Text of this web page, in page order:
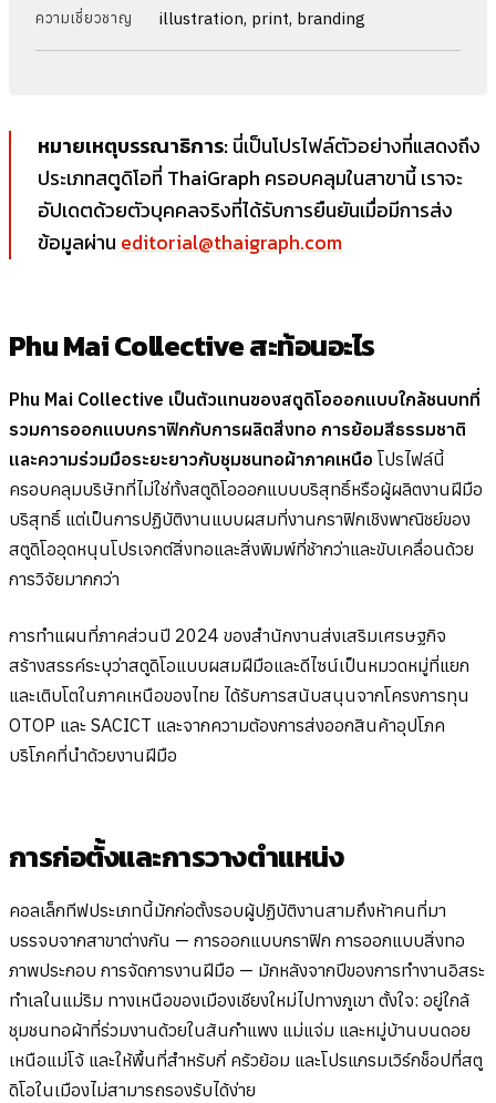
ความเชี่ยวชาญ illustration, print, branding
หมายเหตุบรรณาธิการ:นี่เป็นโปรไฟล์ตัวอย่างที่แสดงถึง
ประเภทสตูดิโอที่ ThaiGraph ครอบคลุมในสาขานี้ เราจะ
อัปเดตด้วยตัวบุคคลจริงที่ได้รับการยืนยันเมื่อมีการส่ง
ข้อมูลผ่าน editorial@thaigraph.com
Phu Mai Collective สะท้อนอะไร
Phu Mai Collective เป็นตัวแทนของสตูดิโอออกแบบใกล้ชนบทที่
รวมการออกแบบกราฟิกกับการผลิตสิ่งทอ การย้อมสีธรรมชาติ
และความร่วมมือระยะยาวกับชุมชนทอผ้าภาคเหนือ โปรไฟล์นี้
ครอบคลุมบริษัทที่ไม่ใช่ทั้งสตูดิโอออกแบบบริสุทธิ์หรือผู้ผลิตงานฝีมือ
บริสุทธิ์ แต่เป็นการปฏิบัติงานแบบผสมที่งานกราฟิกเชิงพาณิชย์ของ
สตูดิโออุดหนุนโปรเจกต์สิ่งทอและสิ่งพิมพ์ที่ช้ากว่าและขับเคลื่อนด้วย
การวิจัยมากกว่า
การทำแผนที่ภาคส่วนปี 2024 ของสำนักงานส่งเสริมเศรษฐกิจ
สร้างสรรค์ระบุว่าสตูดิโอแบบผสมฝีมือและดีไซน์เป็นหมวดหมู่ที่แยก
และเติบโตในภาคเหนือของไทย ได้รับการสนับสนุนจากโครงการทุน
OTOP และ SACICT และจากความต้องการส่งออกสินค้าอุปโภค
บริโภคที่นำด้วยงานฝีมือ
การก่อตั้งและการวางตำแหน่ง
คอลเล็กทีฟประเภทนี้มักก่อตั้งรอบผู้ปฏิบัติงานสามถึงห้าคนที่มา
บรรจบจากสาขาต่างกัน — การออกแบบกราฟิก การออกแบบสิ่งทอ
ภาพประกอบ การจัดการงานฝีมือ — มักหลังจากปีของการทำงานอิสระ
ทำเลในแม่ริม ทางเหนือของเมืองเชียงใหม่ไปทางภูเขา ตั้งใจ: อยู่ใกล้
ชุมชนทอผ้าที่ร่วมงานด้วยในสันกำแพง แม่แจ่ม และหมู่บ้านบนดอย
เหนือแม่โจ้ และให้พื้นที่สำหรับกี่ ครัวย้อม และโปรแกรมเวิร์กช็อปที่สตู
ดิโอในเมืองไม่สามารถรองรับได้ง่าย